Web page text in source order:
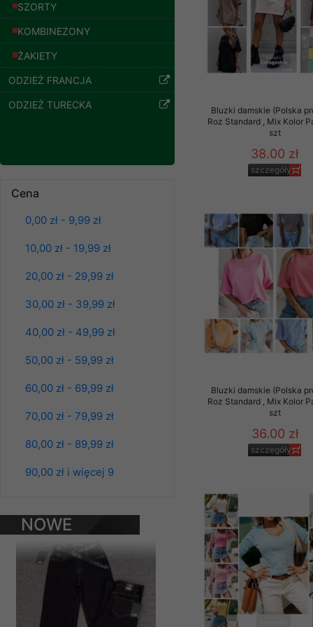
SZORTY
KOMBINEZONY
ŻAKIETY
ODZIEŻ FRANCJA
ODZIEŻ TURECKA
Cena
0,00 zł - 9,99 zł
10,00 zł - 19,99 zł
20,00 zł - 29,99 zł
30,00 zł - 39,99 zł
40,00 zł - 49,99 zł
50,00 zł - 59,99 zł
60,00 zł - 69,99 zł
70,00 zł - 79,99 zł
80,00 zł - 89,99 zł
90,00 zł i więcej 9
NOWE
PRODUKTY
Spodnie damskie
Kolor Paczka 10 szt
szczegóły
Kolor Paczka 10 szt
61.00 zł
szczegóły
Bluzki damskie (Polska
Roz Standard , Mix Kolor
szt
38.00 zł
szczegóły
Bluzki damskie (Polska
Roz Standard , Mix Kolor
szt
36.00 zł
szczegóły
znajdziesz
Potrzebujemy na to
Jeżeli klikniesz
GROUP Sp. z o.o.
wpływa na zgodność
Dodatkowe
Twoich danych,
podejmowaniu
Polityka prywatności
Polityka prywatności
Zapewniamy naszym
Dane osobowe
Klientów zezwolenia
ochronie danych
serwerach
Każdy Klient, który
ich weryfikacji,
Sklep nie
chyba że dzieje się
Nasz Sklep
przez nasz serwer i
jego indywidualnych
opcję przyjmowania
może wpłynąć na
Klienta przechowują
• sesji
• ostatnio